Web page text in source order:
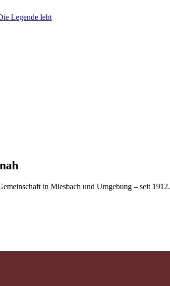
Legende lebt
in Miesbach und Umgebung – seit 1912.